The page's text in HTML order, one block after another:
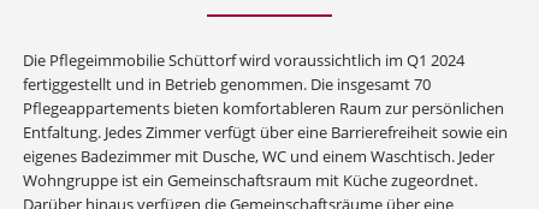
Die Pflegeimmobilie Schüttorf wird voraussichtlich im Q1 2024
fertiggestellt und in Betrieb genommen. Die insgesamt 70
Pflegeappartements bieten komfortableren Raum zur persönlichen
Entfaltung. Jedes Zimmer verfügt über eine Barrierefreiheit sowie ein
eigenes Badezimmer mit Dusche, WC und einem Waschtisch. Jeder
Wohngruppe ist ein Gemeinschaftsraum mit Küche zugeordnet.
Darüber hinaus verfügen die Gemeinschaftsräume über eine